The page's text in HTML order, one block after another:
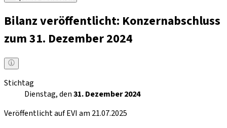
Bilanz veröffentlicht: Konzernabschluss
zum 31. Dezember 2024
Stichtag
Dienstag, den31. Dezember 2024
Veröffentlicht auf EVI am 21.07.2025